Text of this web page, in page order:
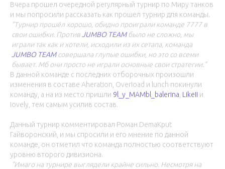
Вчера прошел очередной регулярный турнир по Миру танков
и мы попросили рассказать как прошел турнир для команды.
"Турнир прошёл хорошо, обидно проиграли команде 7777 в
свои ошибки. Против JUMBO TEAMбыло не сложно, мы
играли так как и хотели, исходили из их сетапа, команда
JUMBO TEAMсовершала глупые ошибки, но это со всеми
бывает. Мб они просто не играли основные свои стратегии."
В данной команде с последних отборочных произошли
изменения в составе Aheration, OverIoad и lunch покинули
команду, а на из место пришли 9l_y_MAMbl_balerina LikeII и
Iovely, тем самым усилив состав.
Данный турнир комментировал Роман DemaKput
Гайворонский, и мы спросили и его мнение по данной
команде, он отметил что команда полностью соответствуют
уровню второго дивизиона.
"Имаго на турнире выглядели крайне сильно. Несмотря на